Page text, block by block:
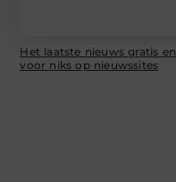
Het laatste nieuws gratis en
voor niks op nieuwssites